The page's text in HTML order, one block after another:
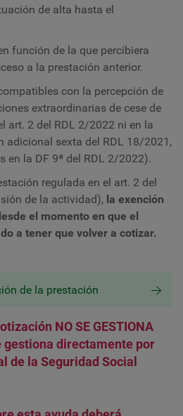
de alta hasta el
función de la que percibiera
a la prestación anterior.
con la percepción de
extraordinarias de cese de
art. 2 del RDL 2/2022 ni en la
adicional sexta del RDL 18/2021,
en la DF 9ª del RDL 2/2022).
regulada en el art. 2 del
de la actividad), la exención
el momento en que el
a tener que volver a cotizar.
de la prestación
NO SE GESTIONA
gestiona directamente por
de la Seguridad Social